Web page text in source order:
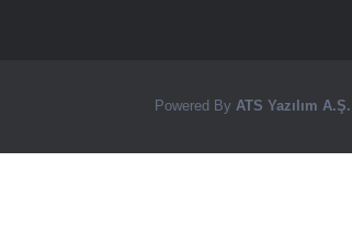
Powered By ATS Yazılım A.Ş.